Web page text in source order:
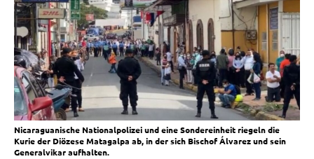
Nicaraguanische Nationalpolizei und eine Sondereinheit riegeln die
Kurie der Diözese Matagalpa ab, in der sich Bischof Álvarez und sein
Generalvikar aufhalten.